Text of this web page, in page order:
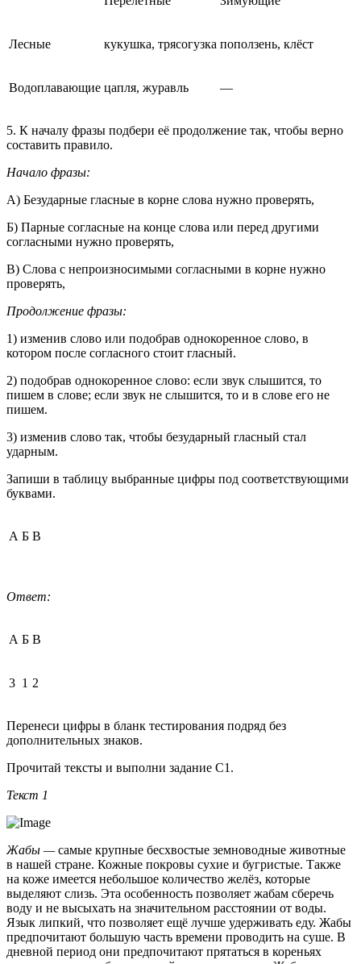
Лесные кукушка, трясогузка поползень, клёст
Водоплавающие цапля, журавль —
5. К началу фразы подбери её продолжение так, чтобы верно
составить правило.
Начало фразы:
A) Безударные гласные в корне слова нужно проверять,
Б) Парные согласные на конце слова или перед другими
согласными нужно проверять,
B) Слова с непроизносимыми согласными в корне нужно
проверять,
Продолжение фразы:
1) изменив слово или подобрав однокоренное слово, в
котором после согласного стоит гласный.
2) подобрав однокоренное слово: если звук слышится, то
пишем в слове; если звук не слышится, то и в слове его не
пишем.
3) изменив слово так, чтобы безударный гласный стал
ударным.
Запиши в таблицу выбранные цифры под соответствующими
буквами.
А Б В
Ответ:
А Б В
3 1 2
Перенеси цифры в бланк тестирования подряд без
дополнительных знаков.
Прочитай тексты и выполни задание С1.
Текст 1
Жабы —самые крупные бесхвостые земноводные животные
в нашей стране. Кожные покровы сухие и бугристые. Также
на коже имеется небольшое количество желёз, которые
выделяют слизь. Эта особенность позволяет жабам сберечь
воду и не высыхать на значительном расстоянии от воды.
Язык липкий, что позволяет ещё лучше удерживать еду. Жабы
предпочитают большую часть времени проводить на суше. В
дневной период они предпочитают прятаться в кореньях